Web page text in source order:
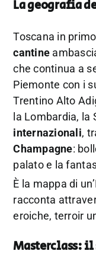
La geografia
Toscana in
cantine
che continua a
Piemonte con i
Trentino Alto
la Lombardia, la
internazionali,
Champagne:
palato e la
È la mappa di
racconta
eroiche, terroir
Masterclass: